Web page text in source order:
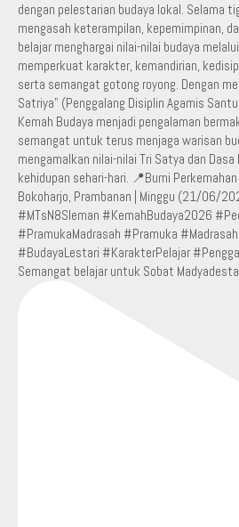
Semangat belajar untuk Sobat Madyadesta.